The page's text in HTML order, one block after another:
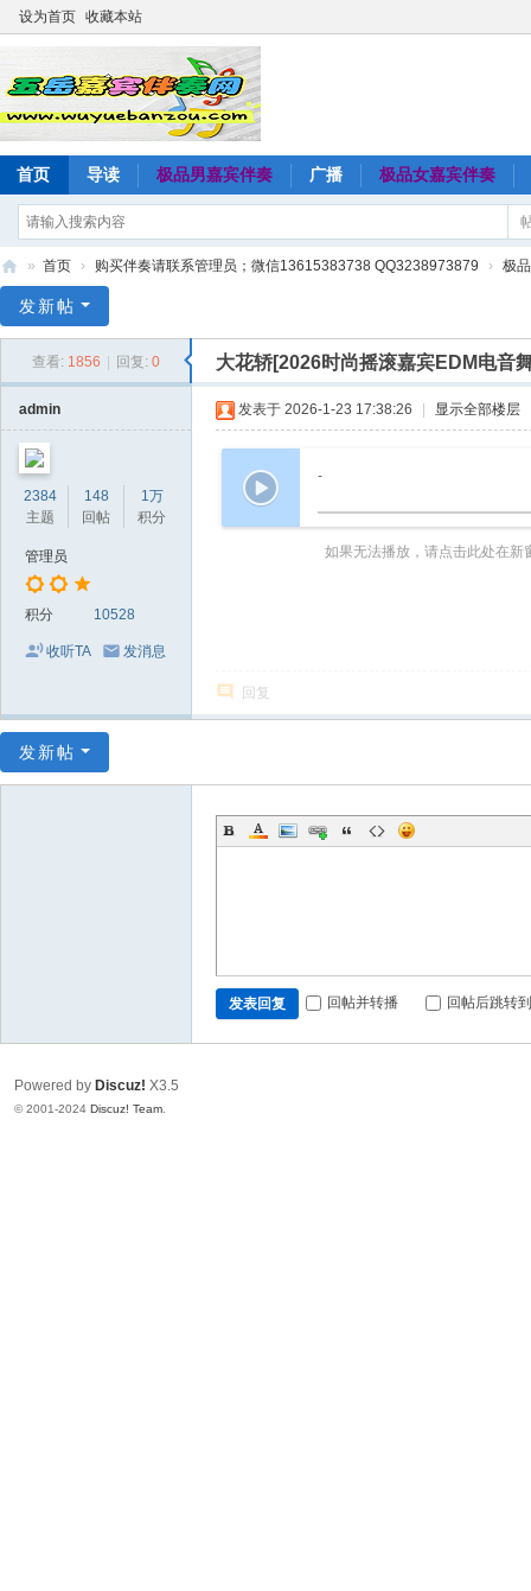
设为首页 收藏本站
首页 导读 极品男嘉宾伴奏 广播 极品女嘉宾伴奏
岳
伴
下
» 首页 › 购买伴奏请联系管理员；微信13615383738 QQ3238973879 › 极
发新帖
查看: 1856 回复: 0 大花轿[2026时尚摇滚嘉宾EDM电音
admin
2384
主题
148
回帖
1万
积分
管理员
积分 10528
收听TA 发消息
发表于 2026-1-23 17:38:26 显示全部楼层
-
如果无法播放，请点击此处在新
回复
发新帖
发表回复 回帖并转播 回帖后跳转
Powered by Discuz! X3.5
© 2001-2024 Discuz! Team